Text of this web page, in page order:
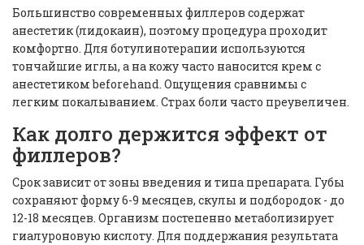
Большинство современных филлеров содержат
анестетик (лидокаин), поэтому процедура проходит
комфортно. Для ботулинотерапии используются
тончайшие иглы, а на кожу часто наносится крем с
анестетиком beforehand. Ощущения сравнимы с
легким покалыванием. Страх боли часто преувеличен.
Как долго держится эффект от
филлеров?
Срок зависит от зоны введения и типа препарата. Губы
сохраняют форму 6-9 месяцев, скулы и подбородок - до
12-18 месяцев. Организм постепенно метаболизирует
гиалуроновую кислоту. Для поддержания результата